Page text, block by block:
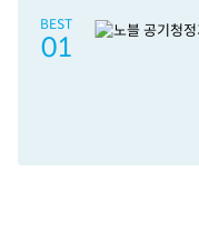
BEST
01